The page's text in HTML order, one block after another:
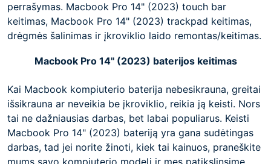
perrašymas. Macbook Pro 14" (2023) touch bar
keitimas, Macbook Pro 14" (2023) trackpad keitimas,
drėgmės šalinimas ir įkroviklio laido remontas/keitimas.
Macbook Pro 14" (2023) baterijos keitimas
Kai Macbook kompiuterio baterija nebesikrauna, greitai
išsikrauna ar neveikia be įkroviklio, reikia ją keisti. Nors
tai ne dažniausias darbas, bet labai populiarus. Keisti
Macbook Pro 14" (2023) bateriją yra gana sudėtingas
darbas, tad jei norite žinoti, kiek tai kainuos, praneškite
mums savo kompiuterio modelį ir mes patikslinsime